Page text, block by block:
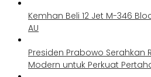
Kemhan Beli 12 Jet M-346
AU
Presiden Prabowo Serahkan
Modern untuk Perkuat